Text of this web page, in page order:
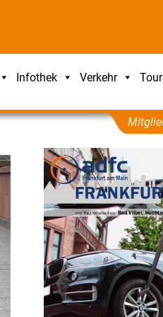
Infothek Verkehr